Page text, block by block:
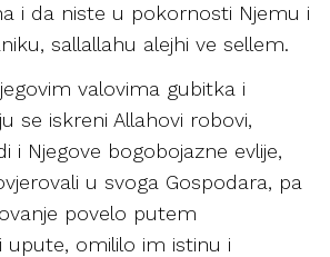
i da niste u pokornosti Njemu i
sallallahu alejhi ve sellem.
valovima gubitka i
se iskreni Allahovi robovi,
i Njegove bogobojazne evlije,
u svoga Gospodara, pa
povelo putem
upute, omililo im istinu i